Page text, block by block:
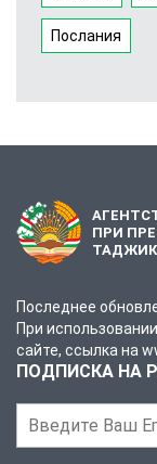
Послания
ПРИ
Последнее
При
сайте, ссылка на
ПОДПИСКА НА